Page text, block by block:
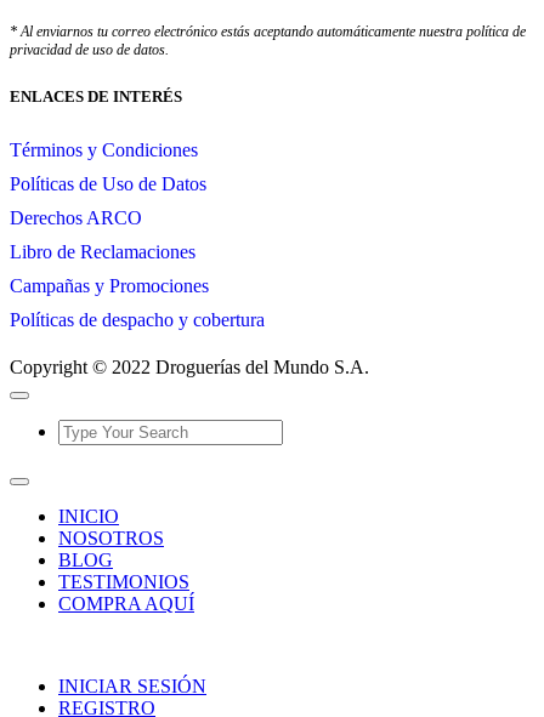
* Al enviarnos tu correo electrónico estás aceptando automáticamente nuestra política de
privacidad de uso de datos.
ENLACES DE INTERÉS
Términos y Condiciones
Políticas de Uso de Datos
Derechos ARCO
Libro de Reclamaciones
Campañas y Promociones
Políticas de despacho y cobertura
Copyright © 2022 Droguerías del Mundo S.A.
INICIO
NOSOTROS
BLOG
TESTIMONIOS
COMPRA AQUÍ
INICIAR SESIÓN
REGISTRO